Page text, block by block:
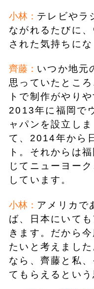
小林： テレビやラ
ながれるたびに
された気持ちにな
齊藤： いつか地元
思っていたとこ
トで制作がやり
2013年に福岡で
ャパンを設立し
て、2014年から
ト。それからは
じてニューヨー
しています。
小林： アメリカで
ば、日本にいて
きます。だから
たいと考えまし
なら、齊藤と私
てもらえるとい